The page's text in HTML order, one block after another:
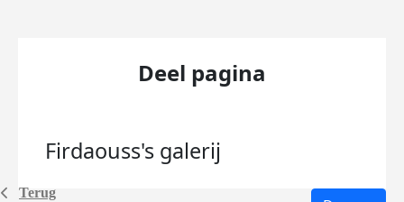
Terug
Deel pagina
Firdaouss's galerij